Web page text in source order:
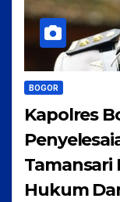
BOGOR
Kapolres
Tamansari
Hukum